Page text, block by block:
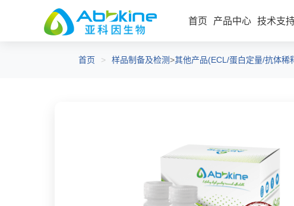
首页 产品中心
报告基因检测
工具酶
技术支
首页 > 样品制备及检测>其他产品(ECL/蛋白定量/抗体稀